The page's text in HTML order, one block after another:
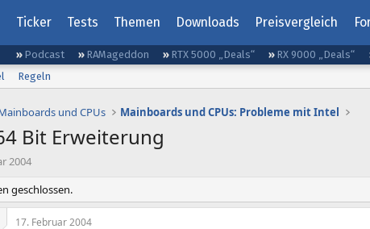
Ticker Tests Themen Downloads Preisvergleich
Podcast RAMageddon RTX 5000 „Deals“ RX 9000 „Deals“
Regeln
und CPUs Mainboards und CPUs: Probleme mit Intel
Bit Erweiterung
2004
geschlossen.
17. Februar 2004